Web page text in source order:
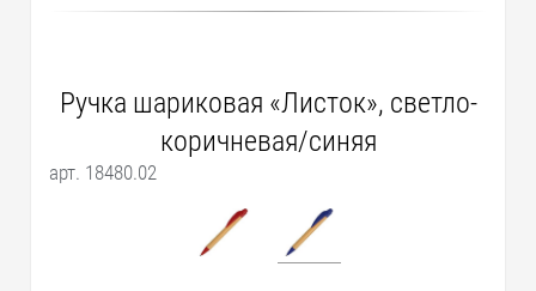
Ручка шариковая «Листок», светло-
коричневая/синяя
арт. 18480.02